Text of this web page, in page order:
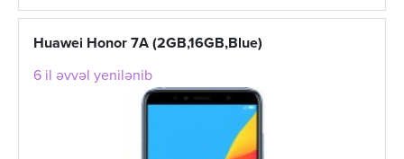
Huawei Honor 7A (2GB,16GB,Blue)
6 il əvvəl yenilənib